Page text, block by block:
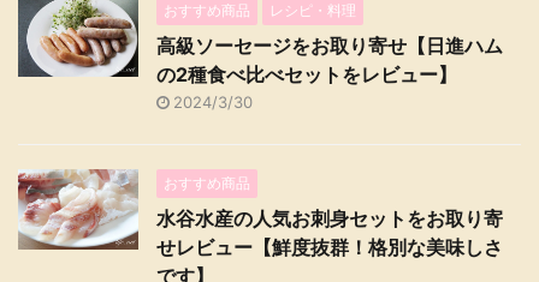
おすすめ商品 レシピ・料理
高級ソーセージをお取り寄せ【日進ハム
の2種食べ比べセットをレビュー】
2024/3/30
おすすめ商品
水谷水産の人気お刺身セットをお取り寄
せレビュー【鮮度抜群！格別な美味しさ
です】